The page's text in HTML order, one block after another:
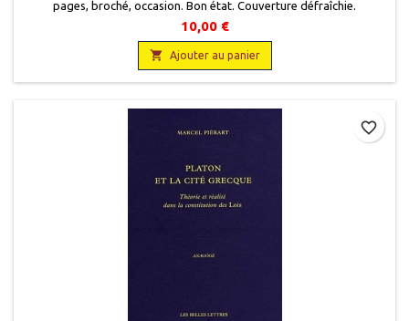
pages, broché, occasion. Bon état. Couverture défraîchie.
10,00 €
 Ajouter au panier
favorite_border